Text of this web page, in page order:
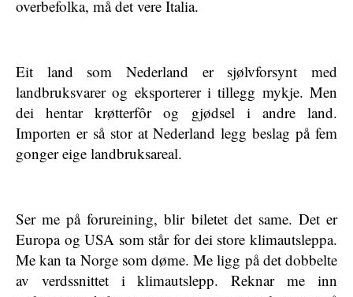
overbefolka, må det vere Italia.
Eit land som Nederland er sjølvforsynt med
landbruksvarer og eksporterer i tillegg mykje. Men
dei hentar krøtterfôr og gjødsel i andre land.
Importen er så stor at Nederland legg beslag på fem
gonger eige landbruksareal.
Ser me på forureining, blir biletet det same. Det er
Europa og USA som står for dei store klimautsleppa.
Me kan ta Norge som døme. Me ligg på det dobbelte
av verdssnittet i klimautslepp. Reknar me inn